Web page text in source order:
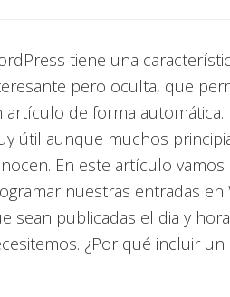
tiene una
pero oculta, que
artículo de forma automática.
útil aunque muchos
En este artículo vamos
nuestras entradas en
sean publicadas el dia y
¿Por qué incluir